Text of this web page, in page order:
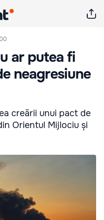
ar putea fi
neagresiune
creării unui pact de
Orientul Mijlociu și